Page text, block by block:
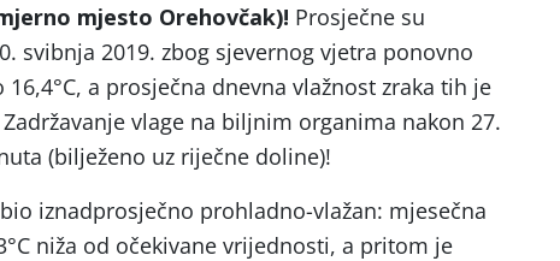
mjesto Orehovčak)! Prosječne su
svibnja 2019. zbog sjevernog vjetra ponovno
a prosječna dnevna vlažnost zraka tih je
vlage na biljnim organima nakon 27.
(bilježeno uz riječne doline)!
iznadprosječno prohladno-vlažan: mjesečna
niža od očekivane vrijednosti, a pritom je